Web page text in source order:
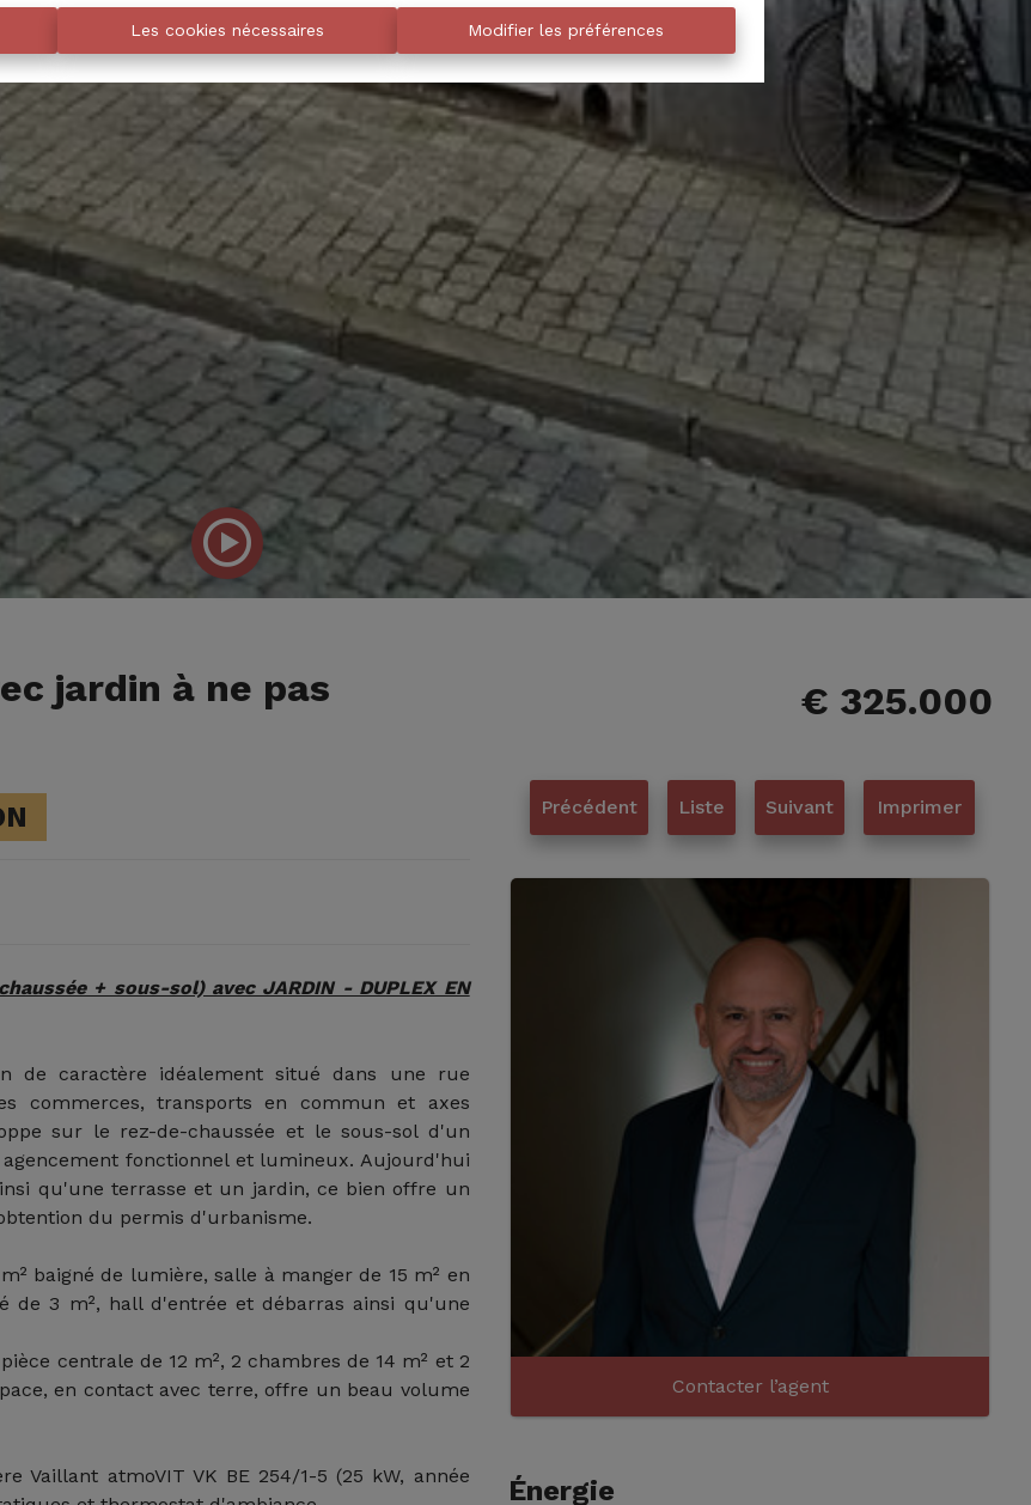
Les cookies nécessaires Modifier les préférences
jardin à ne pas
€ 325.000
Précédent Liste Suivant Imprimer
+ sous-sol) avec JARDIN - DUPLEX EN
de caractère idéalement situé dans une rue
commerces, transports en commun et axes
sur le rez-de-chaussée et le sous-sol d'un
fonctionnel et lumineux. Aujourd'hui
qu'une terrasse et un jardin, ce bien offre un
du permis d'urbanisme.
baigné de lumière, salle à manger de 15 m² en
de 3 m², hall d'entrée et débarras ainsi qu'une
centrale de 12 m², 2 chambres de 14 m² et 2
en contact avec terre, offre un beau volume
Vaillant atmoVIT VK BE 254/1-5 (25 kW, année
Contacter l’agent
Énergie